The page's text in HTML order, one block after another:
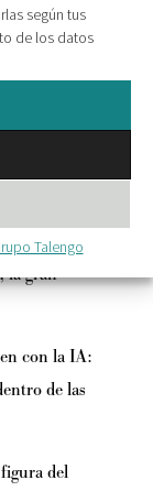
según tus
de los datos
Talengo
las
cambio
la gran
con la IA:
de las
del